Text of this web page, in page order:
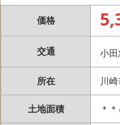
価格
交通 小
所在 川
土地面積 ＊